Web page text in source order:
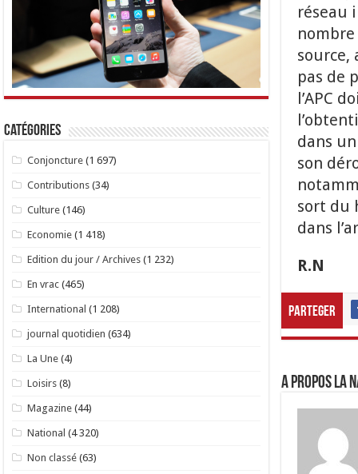
réseau
source,
pas de
l’APC
dans
son
sort du
dans
R.N
Parteger
A propos LA
Catégories
Conjoncture (1 697)
Contributions (34)
Culture (146)
Economie (1 418)
Edition du jour / Archives (1 232)
En vrac (465)
International (1 208)
journal quotidien (634)
La Une (4)
Loisirs (8)
Magazine (44)
National (4 320)
Non classé (63)